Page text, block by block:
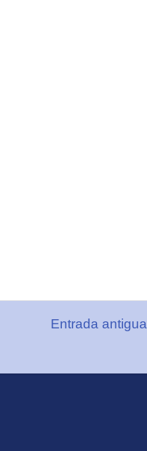
Entrada antigua